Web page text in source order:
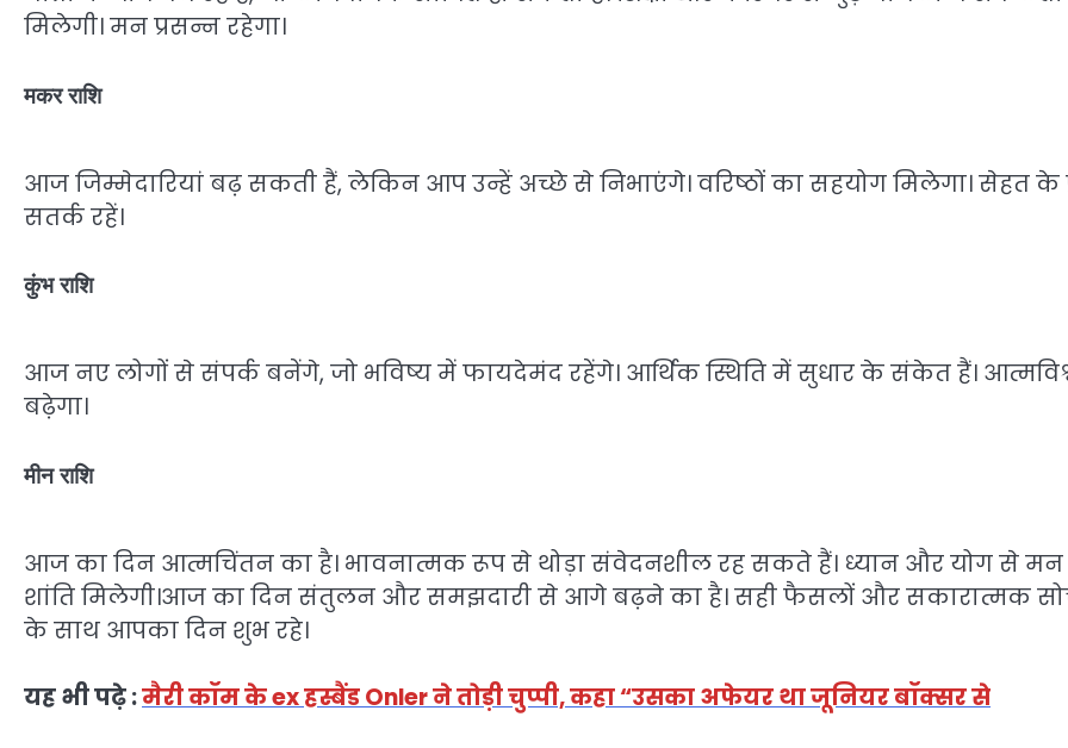
मिलेगी। मन प्रसन्न रहेगा।
मकर राशि
आज जिम्मेदारियां बढ़ सकती हैं, लेकिन आप उन्हें अच्छे से निभाएंगे। वरिष्ठों का सहयोग मिलेगा। सेहत के
सतर्क रहें।
कुंभ राशि
आज नए लोगों से संपर्क बनेंगे, जो भविष्य में फायदेमंद रहेंगे। आर्थिक स्थिति में सुधार के संकेत हैं।
बढ़ेगा।
मीन राशि
आज का दिन आत्मचिंतन का है। भावनात्मक रूप से थोड़ा संवेदनशील रह सकते हैं। ध्यान और योग से
शांति मिलेगी।आज का दिन संतुलन और समझदारी से आगे बढ़ने का है। सही फैसलों और सकारात्मक
के साथ आपका दिन शुभ रहे।
यह भी पढ़े :मैरी कॉम के ex हस्बैंड Onler ने तोड़ी चुप्पी, कहा “उसका अफेयर था जूनियर बॉक्सर से